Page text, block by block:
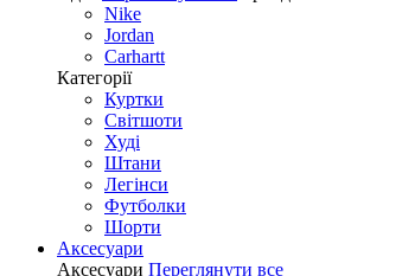
Nike
Jordan
Carhartt
Категорії
Куртки
Світшоти
Худі
Штани
Легінси
Футболки
Шорти
Аксесуари
Аксесуари Переглянути все